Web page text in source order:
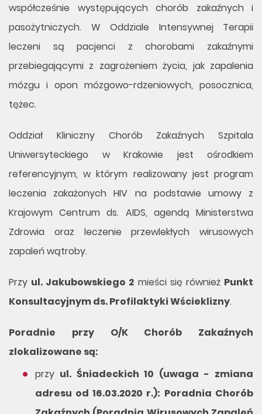
współcześnie występujących chorób zakaźnych i
pasożytniczych. W Oddziale Intensywnej Terapii
leczeni są pacjenci z chorobami zakaźnymi
przebiegającymi z zagrożeniem życia, jak zapalenia
mózgu i opon mózgowo-rdzeniowych, posocznica,
tężec.
Oddział Kliniczny Chorób Zakaźnych Szpitala
Uniwersyteckiego w Krakowie jest ośrodkiem
referencyjnym, w którym realizowany jest program
leczenia zakażonych HIV na podstawie umowy z
Krajowym Centrum ds. AIDS, agendą Ministerstwa
Zdrowia oraz leczenie przewlekłych wirusowych
zapaleń wątroby.
Przy ul. Jakubowskiego 2 mieści się również Punkt
Konsultacyjnym ds. Profilaktyki Wścieklizny.
Poradnie przy O/K Chorób Zakaźnych
zlokalizowane są:
przy ul. Śniadeckich 10 (uwaga - zmiana
adresu od 16.03.2020 r.): Poradnia Chorób